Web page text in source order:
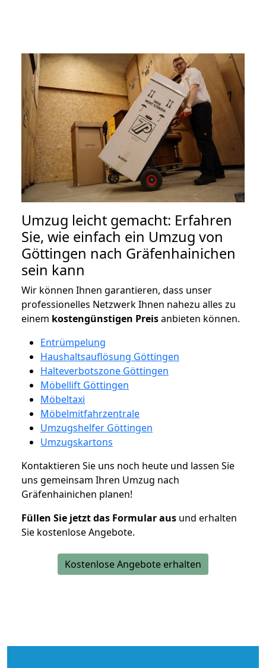
Umzug leicht gemacht: Erfahren
Sie, wie einfach ein Umzug von
Göttingen nach Gräfenhainichen
sein kann
Wir können Ihnen garantieren, dass unser
professionelles Netzwerk Ihnen nahezu alles zu
einem kostengünstigen Preisanbieten können.
Entrümpelung
Haushaltsauflösung Göttingen
Halteverbotszone Göttingen
Möbellift Göttingen
Möbeltaxi
Möbelmitfahrzentrale
Umzugshelfer Göttingen
Umzugskartons
Kontaktieren Sie uns noch heute und lassen Sie
uns gemeinsam Ihren Umzug nach
Gräfenhainichen planen!
Füllen Sie jetzt das Formular aus und erhalten
Sie kostenlose Angebote.
Kostenlose Angebote erhalten